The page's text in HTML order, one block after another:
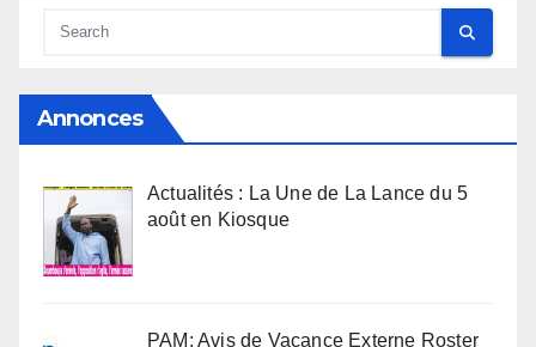
Annonces
Actualités : La Une de La Lance du 5
août en Kiosque
PAM: Avis de Vacance Externe Roster